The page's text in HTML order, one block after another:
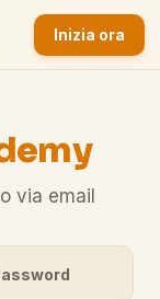
Inizia ora
via email